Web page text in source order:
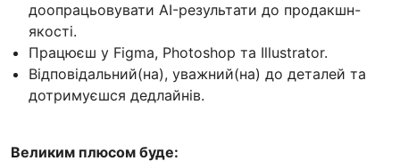
доопрацьовувати AI-результати до продакшн-
якості.
Працюєш у Figma, Photoshop та Illustrator.
Відповідальний(на), уважний(на) до деталей та
дотримуєшся дедлайнів.
Великим плюсом буде: